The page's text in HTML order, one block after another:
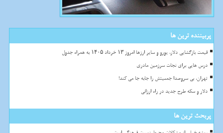
پربیننده ترین ها
قیمت بازگشایی دلار، یورو و سایر ارزها امروز ۱۳ خرداد ۱۴۰۵ به همراه جدول
درس هایی برای نجات سرزمین مادری
تهران، بی سروصدا جمعیتش را جابه جا می کند!
دلار و سکه طرح جدید در راه ارزانی
پربحث ترین ها